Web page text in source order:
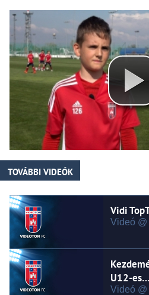
TOVÁBBI VIDEÓK
Vidi
Videó @
U12-es…
Videó @